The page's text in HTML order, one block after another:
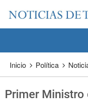
Pase a contenido
Inicio Política
Primer Ministro